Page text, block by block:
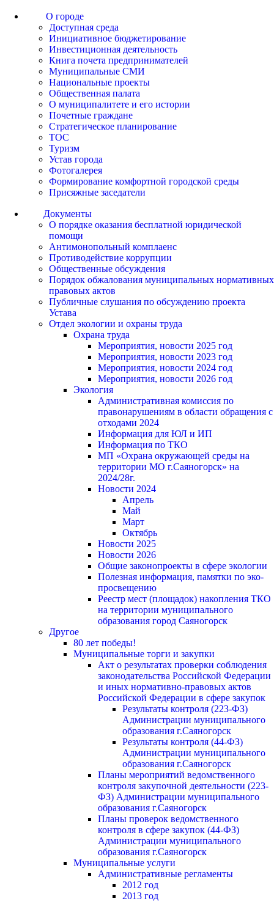
О городе
Доступная среда
Инициативное бюджетирование
Инвестиционная деятельность
Книга почета предпринимателей
Муниципальные СМИ
Национальные проекты
Общественная палата
О муниципалитете и его истории
Почетные граждане
Стратегическое планирование
ТОС
Туризм
Устав города
Фотогалерея
Формирование комфортной городской среды
Присяжные заседатели
Документы
О порядке оказания бесплатной юридической
помощи
Антимонопольный комплаенс
Противодействие коррупции
Общественные обсуждения
Порядок обжалования муниципальных нормативных
правовых актов
Публичные слушания по обсуждению проекта
Устава
Отдел экологии и охраны труда
Охрана труда
Мероприятия, новости 2025 год
Мероприятия, новости 2023 год
Мероприятия, новости 2024 год
Мероприятия, новости 2026 год
Экология
Административная комиссия по
правонарушениям в области обращения с
отходами 2024
Информация для ЮЛ и ИП
Информация по ТКО
МП «Охрана окружающей среды на
территории МО г.Саяногорск» на
2024/28г.
Новости 2024
Апрель
Май
Март
Октябрь
Новости 2025
Новости 2026
Общие законопроекты в сфере экологии
Полезная информация, памятки по эко-
просвещению
Реестр мест (площадок) накопления ТКО
на территории муниципального
образования город Саяногорск
Другое
80 лет победы!
Муниципальные торги и закупки
Акт о результатах проверки соблюдения
законодательства Российской Федерации
и иных нормативно-правовых актов
Российской Федерации в сфере закупок
Результаты контроля (223-ФЗ)
Администрации муниципального
образования г.Саяногорск
Результаты контроля (44-ФЗ)
Администрации муниципального
образования г.Саяногорск
Планы мероприятий ведомственного
контроля закупочной деятельности (223-
ФЗ) Администрации муниципального
образования г.Саяногорск
Планы проверок ведомственного
контроля в сфере закупок (44-ФЗ)
Администрации муниципального
образования г.Саяногорск
Муниципальные услуги
Административные регламенты
2012 год
2013 год